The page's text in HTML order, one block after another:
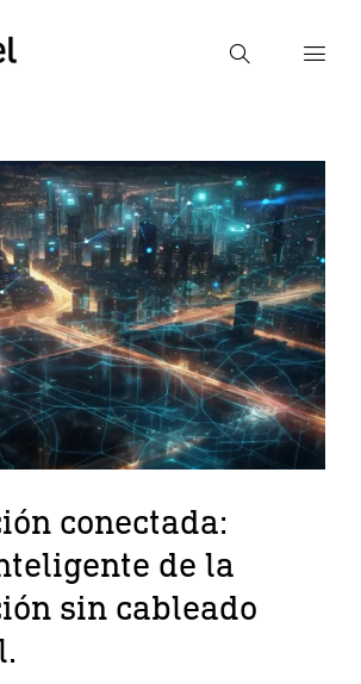
Búsqueda
de búsqueda
conectada:
de la
sin cableado